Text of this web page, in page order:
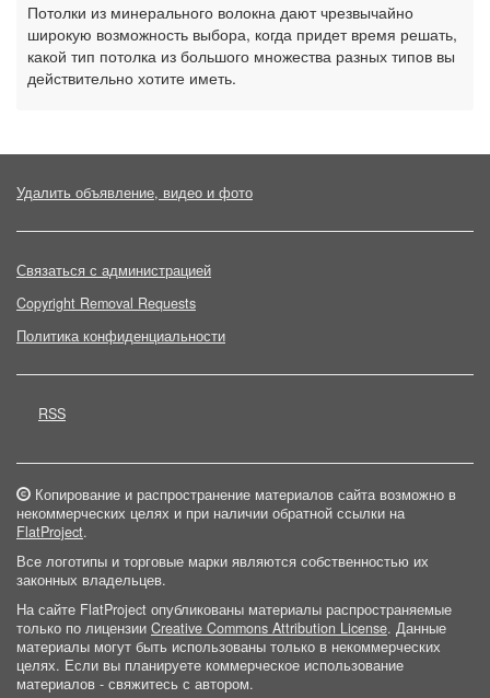
Потолки из минерального волокна дают чрезвычайно
широкую возможность выбора, когда придет время решать,
какой тип потолка из большого множества разных типов вы
действительно хотите иметь.
Удалить объявление, видео и фото
Связаться с администрацией
Copyright Removal Requests
Политика конфиденциальности
RSS
Копирование и распространение материалов сайта возможно в
некоммерческих целях и при наличии обратной ссылки на
FlatProject.
Все логотипы и торговые марки являются собственностью их
законных владельцев.
На сайте FlatProject опубликованы материалы распространяемые
только по лицензии Creative Commons Attribution License. Данные
материалы могут быть использованы только в некоммерческих
целях. Если вы планируете коммерческое использование
материалов - свяжитесь с автором.